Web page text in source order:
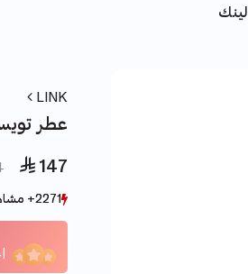
لينك
LINK
عطر
 147
2271+ مشاهدة مؤخراً
1644+ بيع مؤخراً
2271+ مشاهدة مؤخراً
1644+ بيع مؤخراً